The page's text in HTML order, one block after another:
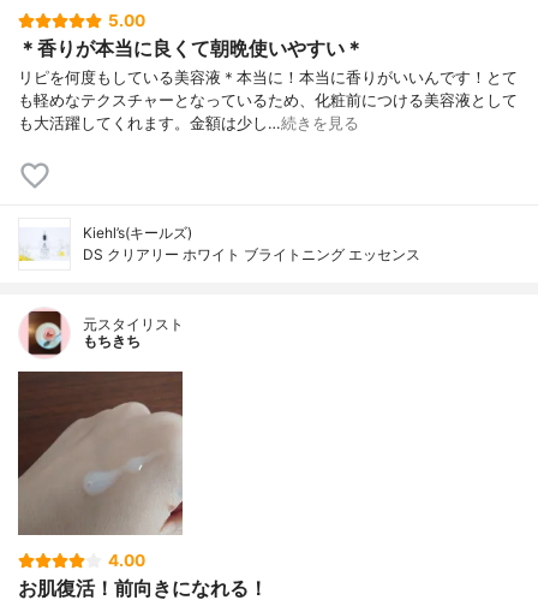
5.00
＊香りが本当に良くて朝晩使いやすい＊
リピを何度もしている美容液＊本当に！本当に香りがいいんです！とて
も軽めなテクスチャーとなっているため、化粧前につける美容液として
も大活躍してくれます。金額は少し…続きを見る
Kiehl’s(キールズ)
DS クリアリー ホワイト ブライトニング エッセンス
元スタイリスト
もちきち
4.00
お肌復活！前向きになれる！